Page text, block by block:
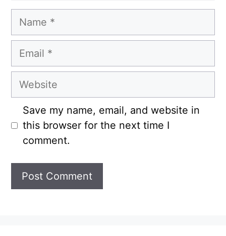
Name
Email
Website
Save my name, email, and website in
this browser for the next time I
comment.